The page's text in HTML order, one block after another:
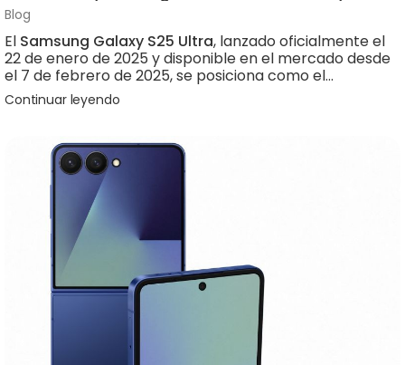
Blog
El Samsung Galaxy S25 Ultra, lanzado oficialmente el
22 de enero de 2025 y disponible en el mercado desde
el 7 de febrero de 2025, se posiciona como el
dispositivo insignia definitivo de Samsung. Este
smartphone no solo redefine la potencia y el diseño
profunda para transformar cada aspecto de la
experiencia del usuario.
Continuar leyendo